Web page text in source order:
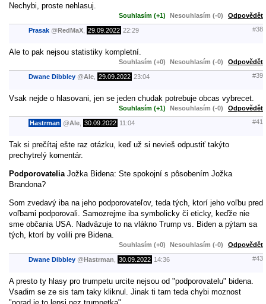
Nechybi, proste nehlasuj.
Souhlasím (+1) Nesouhlasím (-0) Odpovědět
Prasak @RedMaX 29.09.2022 22:29 #38
Ale to pak nejsou statistiky kompletní.
Souhlasím (+0) Nesouhlasím (-0) Odpovědět
Dwane Dibbley @Ale 29.09.2022 23:04 #39
Vsak nejde o hlasovani, jen se jeden chudak potrebuje obcas vybrecet.
Souhlasím (+1) Nesouhlasím (-0) Odpovědět
Hastrman @Ale 30.09.2022 11:04 #41
Tak si prečítaj ešte raz otázku, keď už si nevieš odpustiť takýto
prechytrelý komentár.
Podporovatelia Jožka Bidena: Ste spokojní s pôsobením Jožka
Brandona?
Som zvedavý iba na jeho podporovateľov, teda tých, ktorí jeho voľbu pred
voľbami podporovali. Samozrejme iba symbolicky či eticky, keďže nie
sme občania USA. Nadväzuje to na vlákno Trump vs. Biden a pýtam sa
tých, ktorí by volili pre Bidena.
Souhlasím (+0) Nesouhlasím (-0) Odpovědět
Dwane Dibbley @Hastrman 30.09.2022 14:36 #43
A presto ty hlasy pro trumpetu urcite nejsou od "podporovatelu" bidena.
Vsadim se ze sis tam taky kliknul. Jinak ti tam teda chybi moznost